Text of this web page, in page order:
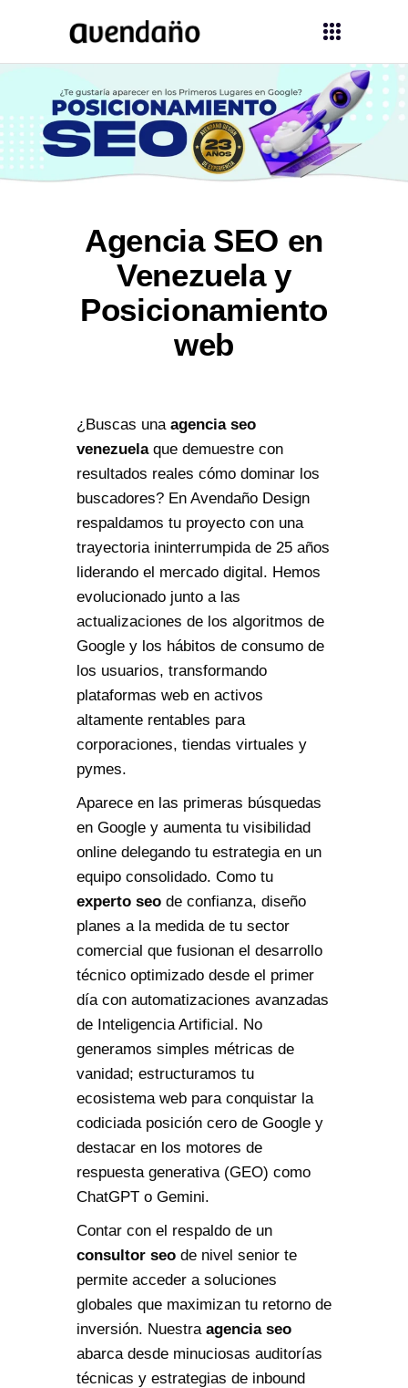
Agencia SEO en
Venezuela y
Posicionamiento
web
¿Buscas una agencia seo
venezuelaque demuestre con
resultados reales cómo dominar los
buscadores? En Avendaño Design
respaldamos tu proyecto con una
trayectoria ininterrumpida de 25 años
liderando el mercado digital. Hemos
evolucionado junto a las
actualizaciones de los algoritmos de
Google y los hábitos de consumo de
los usuarios, transformando
plataformas web en activos
altamente rentables para
corporaciones, tiendas virtuales y
pymes.
Aparece en las primeras búsquedas
en Google y aumenta tu visibilidad
online delegando tu estrategia en un
equipo consolidado. Como tu
experto seo de confianza, diseño
planes a la medida de tu sector
comercial que fusionan el desarrollo
técnico optimizado desde el primer
día con automatizaciones avanzadas
de Inteligencia Artificial. No
generamos simples métricas de
vanidad; estructuramos tu
ecosistema web para conquistar la
codiciada posición cero de Google y
destacar en los motores de
respuesta generativa (GEO) como
ChatGPT o Gemini.
Contar con el respaldo de un
consultor seo de nivel senior te
permite acceder a soluciones
globales que maximizan tu retorno de
inversión. Nuestra agencia seo
abarca desde minuciosas auditorías
técnicas y estrategias de inbound